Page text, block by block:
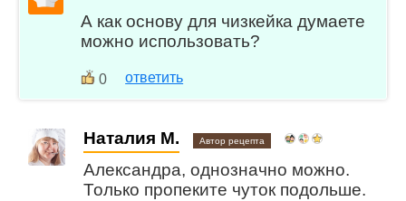
А как основу для чизкейка думаете
можно использовать?
0 ответить
Наталия М. Автор рецепта
Александра, однозначно можно.
Только пропеките чуток подольше.